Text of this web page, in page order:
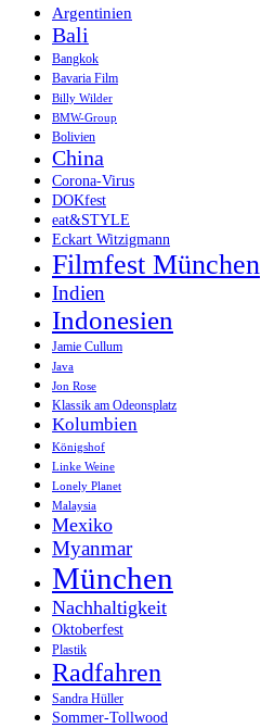
Argentinien
Bali
Bangkok
Bavaria Film
Billy Wilder
BMW-Group
Bolivien
China
Corona-Virus
DOKfest
eat&STYLE
Eckart Witzigmann
Filmfest München
Indien
Indonesien
Jamie Cullum
Java
Jon Rose
Klassik am Odeonsplatz
Kolumbien
Königshof
Linke Weine
Lonely Planet
Malaysia
Mexiko
Myanmar
München
Nachhaltigkeit
Oktoberfest
Plastik
Radfahren
Sandra Hüller
Sommer-Tollwood